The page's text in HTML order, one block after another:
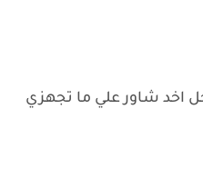
اخد شاور علي ما تجهزي